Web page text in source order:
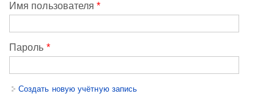
Имя пользователя*
Пароль *
Создать новую учётную запись